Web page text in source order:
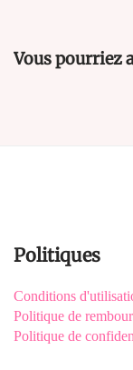
Vous pourriez
Politiques
Conditions
Politique de
Politique de